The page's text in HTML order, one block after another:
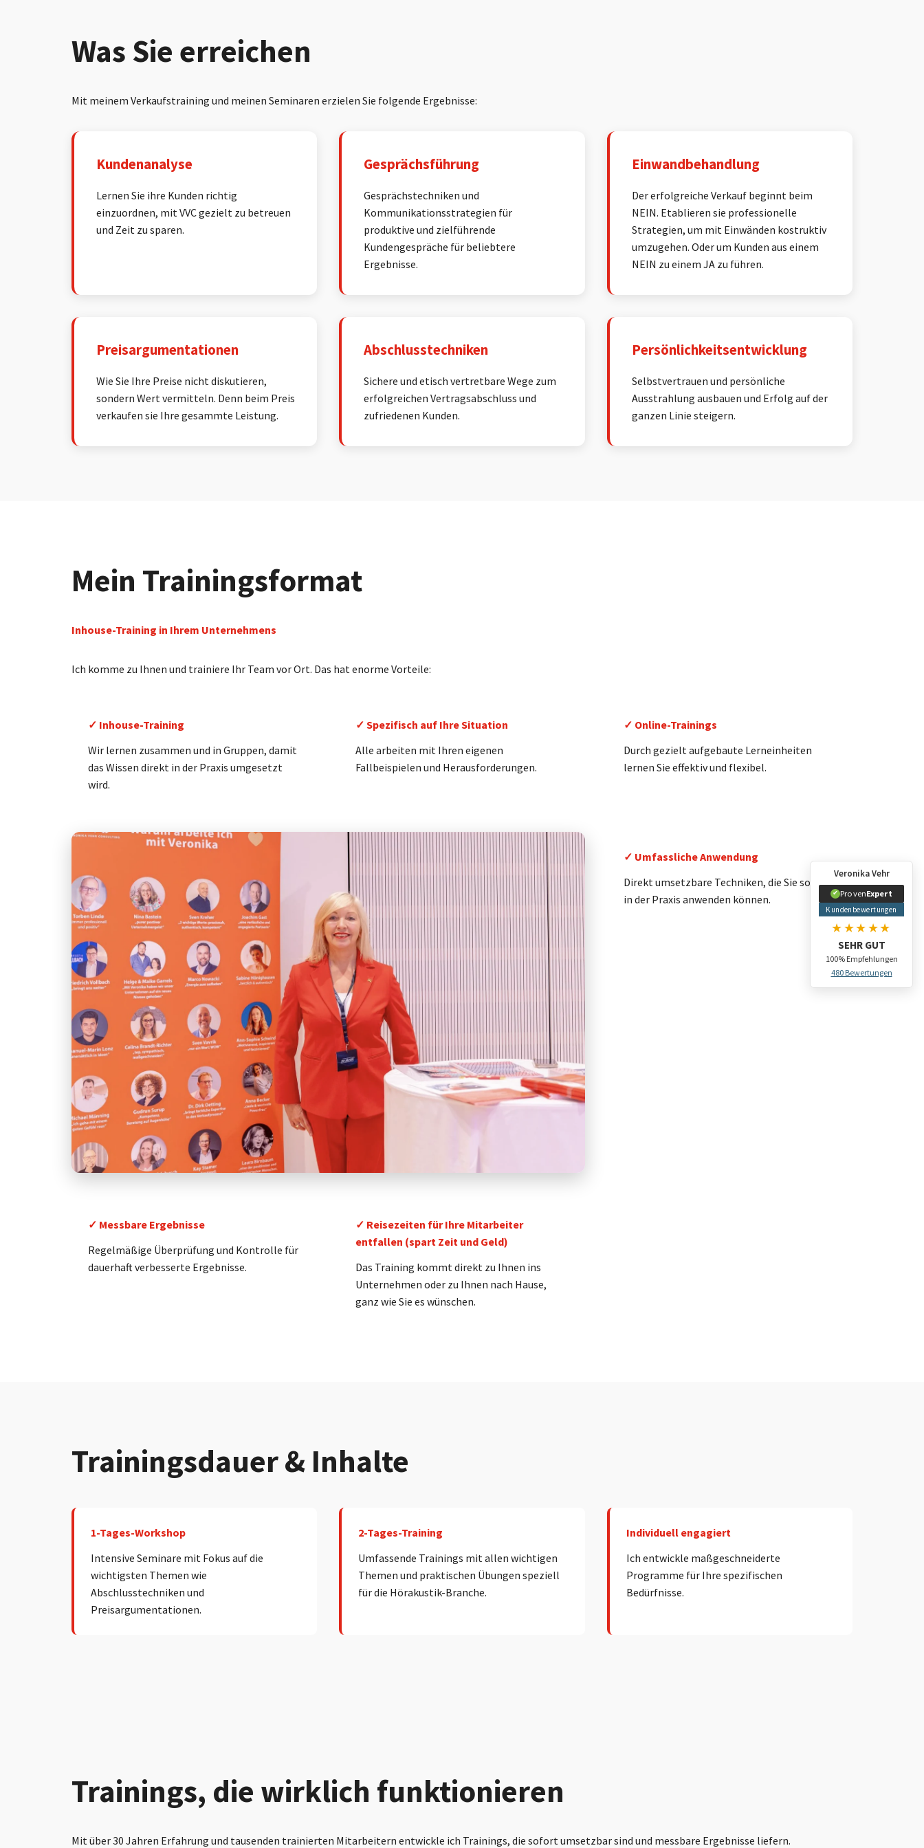
Was Sie erreichen
Mit meinem Verkaufstraining und meinen Seminaren erzielen Sie folgende Ergebnisse:
Kundenanalyse
Lernen Sie ihre Kunden richtig
einzuordnen, mit VVC gezielt zu betreuen
und Zeit zu sparen.
Gesprächsführung
Gesprächstechniken und
Kommunikationsstrategien für
produktive und zielführende
Kundengespräche für beliebtere
Ergebnisse.
Einwandbehandlung
Der erfolgreiche Verkauf beginnt beim
NEIN. Etablieren sie professionelle
Strategien, um mit Einwänden kostruktiv
umzugehen. Oder um Kunden aus einem
NEIN zu einem JA zu führen.
Preisargumentationen
Wie Sie Ihre Preise nicht diskutieren,
sondern Wert vermitteln. Denn beim Preis
verkaufen sie Ihre gesammte Leistung.
Abschlusstechniken
Sichere und etisch vertretbare Wege zum
erfolgreichen Vertragsabschluss und
zufriedenen Kunden.
Persönlichkeitsentwicklung
Selbstvertrauen und persönliche
Ausstrahlung ausbauen und Erfolg auf der
ganzen Linie steigern.
Mein Trainingsformat
Inhouse-Training in Ihrem Unternehmens
Ich komme zu Ihnen und trainiere Ihr Team vor Ort. Das hat enorme Vorteile:
✓ Inhouse-Training
Wir lernen zusammen und in Gruppen, damit
das Wissen direkt in der Praxis umgesetzt
wird.
✓ Spezifisch auf Ihre Situation
Alle arbeiten mit Ihren eigenen
Fallbeispielen und Herausforderungen.
✓ Online-Trainings
Durch gezielt aufgebaute Lerneinheiten
lernen Sie effektiv und flexibel.
✓ Umfassliche Anwendung
Direkt umsetzbare Techniken, die Sie sofort
in der Praxis anwenden können.
✓ Messbare Ergebnisse
Regelmäßige Überprüfung und Kontrolle für
dauerhaft verbesserte Ergebnisse.
✓ Reisezeiten für Ihre Mitarbeiter
entfallen (spart Zeit und Geld)
Das Training kommt direkt zu Ihnen ins
Unternehmen oder zu Ihnen nach Hause,
ganz wie Sie es wünschen.
Trainingsdauer & Inhalte
1-Tages-Workshop
Intensive Seminare mit Fokus auf die
wichtigsten Themen wie
Abschlusstechniken und
Preisargumentationen.
2-Tages-Training
Umfassende Trainings mit allen wichtigen
Themen und praktischen Übungen speziell
für die Hörakustik-Branche.
Individuell engagiert
Ich entwickle maßgeschneiderte
Programme für Ihre spezifischen
Bedürfnisse.
Trainings, die wirklich funktionieren
Mit über 30 Jahren Erfahrung und tausenden trainierten Mitarbeitern entwickle ich Trainings, die sofort umsetzbar sind und messbare Ergebnisse liefern.
Veronika Vehr
✔ ProvenExpert
Kundenbewertungen
★★★★★
SEHR GUT
100% Empfehlungen
480 Bewertungen